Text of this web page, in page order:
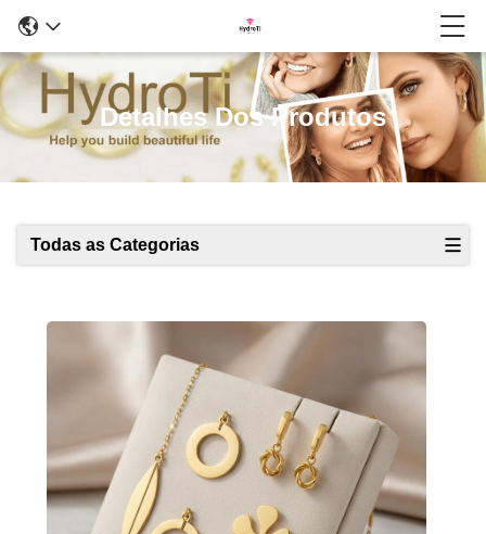
Detalhes Dos Produtos
Todas as Categorias